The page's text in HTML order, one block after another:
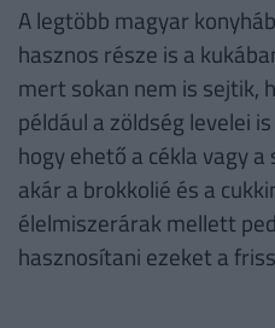
A legtöbb magyar
hasznos része is a
mert sokan nem is sejtik,
például a zöldség levelei
hogy ehető a cékla vagy
akár a brokkolié és a
élelmiszerárak mellett
hasznosítani ezeket a